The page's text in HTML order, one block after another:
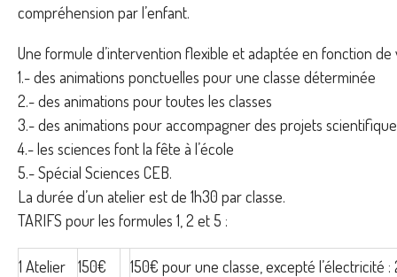
compréhension par l’enfant.
Une formule d’intervention flexible et adaptée en fonction de
1.- des animations ponctuelles pour une classe déterminée
2.- des animations pour toutes les classes
3.- des animations pour accompagner des projets
4.- les sciences font la fête à l’école
5.- Spécial Sciences CEB.
La durée d’un atelier est de 1h30 par classe.
TARIFS pour les formules 1, 2 et 5 :
1 Atelier 150€
150€ pour une classe, excepté l’électricité :